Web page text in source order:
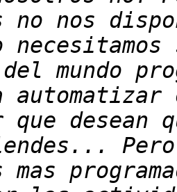
no nos
mundo
desean